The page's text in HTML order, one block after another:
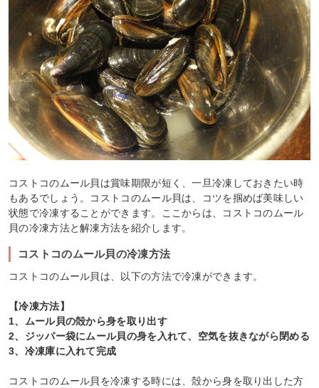
コストコのムール貝は賞味期限が短く、一旦冷凍しておきたい時
もあるでしょう。コストコのムール貝は、コツを掴めば美味しい
状態で冷凍することができます。ここからは、コストコのムール
貝の冷凍方法と解凍方法を紹介します。
コストコのムール貝の冷凍方法
コストコのムール貝は、以下の方法で冷凍ができます。
【冷凍方法】
1、ムール貝の殻から身を取り出す
2、ジッパー袋にムール貝の身を入れて、空気を抜きながら閉める
3、冷凍庫に入れて完成
コストコのムール貝を冷凍する時には、殻から身を取り出した方